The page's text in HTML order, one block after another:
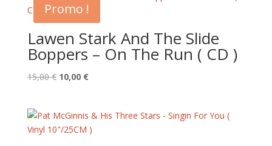
Promo !
Lawen Stark And The Slide
Boppers – On The Run ( CD )
15,00€ Le
était :
15,00 €.
10,00 €Le
est :
10,00 €.